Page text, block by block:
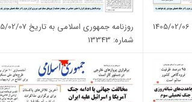
روزنامه جمهوری اسلامی به تاریخ 1405/02/07
شماره: 13343